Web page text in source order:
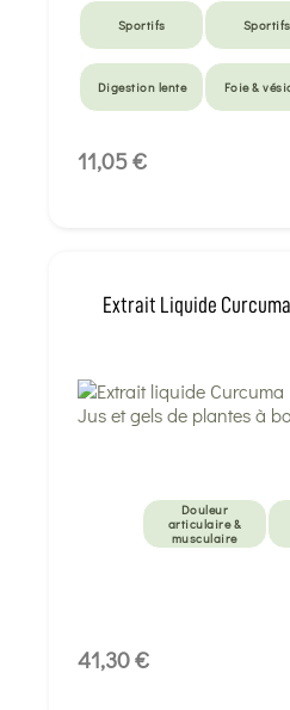
Sportifs Sportifs
Digestion lente Foie &
11,05 €
Extrait Liquide
Douleur
articulaire &
musculaire
41,30 €